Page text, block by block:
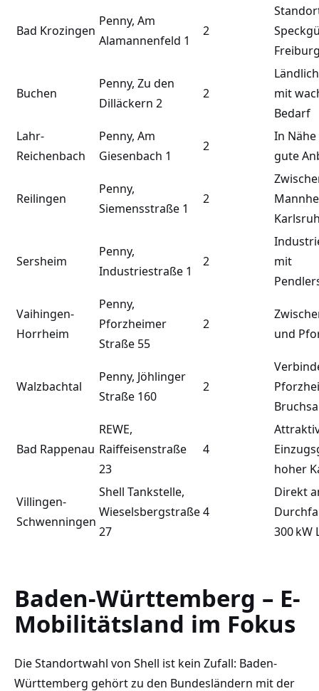
Bad Krozingen
Penny, Am
Alamannenfeld 1
2
Buchen
Penny, Zu den
Dilläckern 2
2
mit
Bedarf
Lahr-
Reichenbach
Penny, Am
Giesenbach 1
2
In Nähe
gute
Reilingen
Penny,
Siemensstraße 1
2
Sersheim
Penny,
Industriestraße 1
2
mit
Vaihingen-
Horrheim
Penny,
Pforzheimer
Straße 55
2
und
Walzbachtal
Penny, Jöhlinger
Straße 160
2
Bad Rappenau
REWE,
Raiffeisenstraße
23
4
hoher
Villingen-
Schwenningen
Shell Tankstelle,
Wieselsbergstraße
27
4
Direkt
300 kW
Baden-Württemberg – E-
Mobilitätsland im Fokus
Die Standortwahl von Shell ist kein Zufall: Baden-
Württemberg gehört zu den Bundesländern mit der